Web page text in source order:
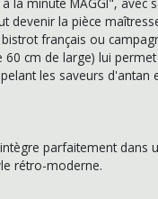
devenir la pièce
français ou
cm de large) lui
les saveurs d'antan
parfaitement dans
rétro-moderne.